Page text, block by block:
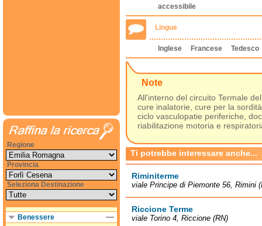
accessibile
Lingue
Inglese Francese Tedesco
Note
All'interno del circuito Termale
cure inalatorie, cure per la
ciclo vasculopatie periferiche,
riabilitazione motoria e
Ti potrebbe interessare anche...
Riminiterme
viale Principe di Piemonte 56, Rimini
Riccione Terme
viale Torino 4, Riccione (RN)
Regione
Provincia
Seleziona Destinazione
Benessere